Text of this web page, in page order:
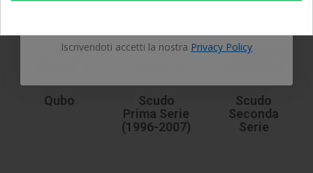
Qubo
Scudo
Prima Serie
(1996-2007)
Scudo
Seconda
Serie
OTTIENI IL 5%
Iscrivendoti accetti la nostra Privacy Policy